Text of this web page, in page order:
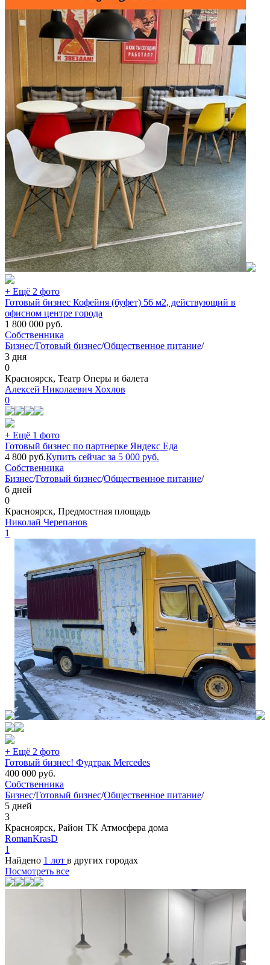
+ Ещё 2 фото
Готовый бизнес Кофейня (буфет) 56 м2, действующий в
офисном центре города
1 800 000 руб.
Собственника
Бизнес/Готовый бизнес/Общественное питание/
3 дня
0
Красноярск, Театр Оперы и балета
Алексей Николаевич Хохлов
0
+ Ещё 1 фото
Готовый бизнес по партнерке Яндекс Еда
4 800 руб.Купить сейчас за 5 000 руб.
Собственника
Бизнес/Готовый бизнес/Общественное питание/
6 дней
0
Красноярск, Предмостная площадь
Николай Черепанов
1
+ Ещё 2 фото
Готовый бизнес! Фудтрак Mercedes
400 000 руб.
Собственника
Бизнес/Готовый бизнес/Общественное питание/
5 дней
3
Красноярск, Район ТК Атмосфера дома
RomanKrasD
1
Найдено 1 лот в других городах
Посмотреть все